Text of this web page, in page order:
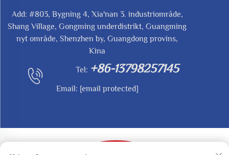
Add: #803, Bygning 4, Xia'nan 3. industriområde,
Shang Village, Gongming underdistrikt, Guangming
nyt område, Shenzhen by, Guangdong provins,
Kina
Tel: +86-13798257145
Email: [email protected]